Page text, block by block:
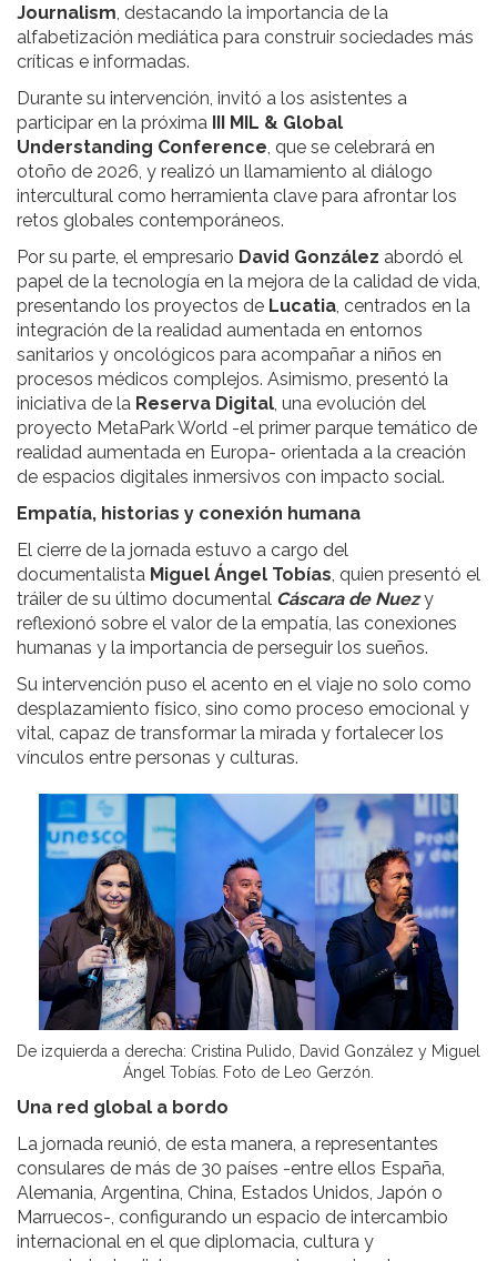
Journalism, destacando la importancia de la
alfabetización mediática para construir sociedades más
críticas e informadas.
Durante su intervención, invitó a los asistentes a
participar en la próxima III MIL & Global
Understanding Conference, que se celebrará en
otoño de 2026, y realizó un llamamiento al diálogo
intercultural como herramienta clave para afrontar los
retos globales contemporáneos.
Por su parte, el empresario David González abordó el
papel de la tecnología en la mejora de la calidad de vida,
presentando los proyectos de Lucatia, centrados en la
integración de la realidad aumentada en entornos
sanitarios y oncológicos para acompañar a niños en
procesos médicos complejos. Asimismo, presentó la
iniciativa de la Reserva Digital, una evolución del
proyecto MetaPark World -el primer parque temático de
realidad aumentada en Europa- orientada a la creación
de espacios digitales inmersivos con impacto social.
Empatía, historias y conexión humana
El cierre de la jornada estuvo a cargo del
documentalista Miguel Ángel Tobías, quien presentó el
tráiler de su último documental Cáscara de Nuezy
reflexionó sobre el valor de la empatía, las conexiones
humanas y la importancia de perseguir los sueños.
Su intervención puso el acento en el viaje no solo como
desplazamiento físico, sino como proceso emocional y
vital, capaz de transformar la mirada y fortalecer los
vínculos entre personas y culturas.
De izquierda a derecha: Cristina Pulido, David González y Miguel
Ángel Tobías. Foto de Leo Gerzón.
Una red global a bordo
La jornada reunió, de esta manera, a representantes
consulares de más de 30 países -entre ellos España,
Alemania, Argentina, China, Estados Unidos, Japón o
Marruecos-, configurando un espacio de intercambio
internacional en el que diplomacia, cultura y